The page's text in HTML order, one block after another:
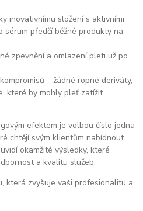
inovativnímu složení s aktivními
předčí běžné produkty na
zpevnění a omlazení pleti už po
– žádné ropné deriváty,
které by mohly pleť zatížit.
efektem je volbou číslo jedna
chtějí svým klientům nabídnout
okamžité výsledky, které
a kvalitu služeb.
která zvyšuje vaši profesionalitu a